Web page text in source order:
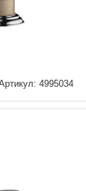
4995034